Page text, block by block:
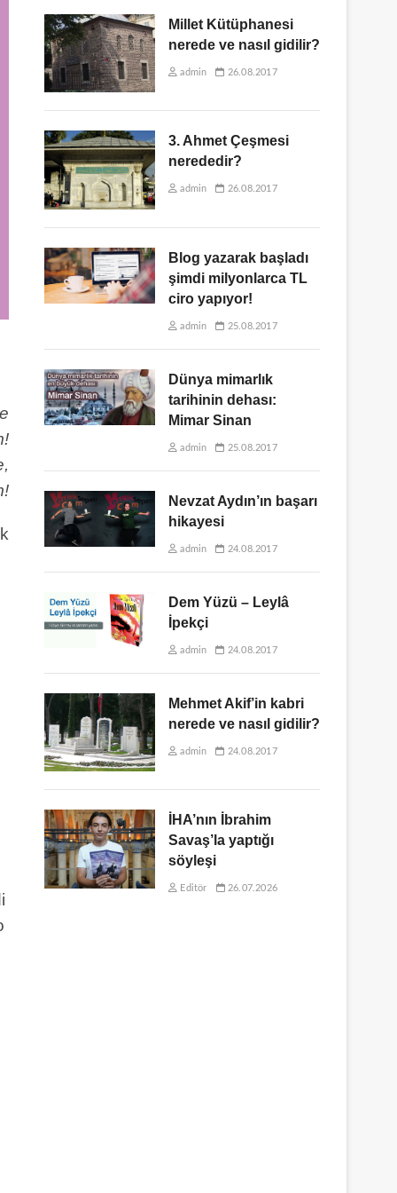
Millet Kütüphanesi
nerede ve nasıl gidilir?
admin 26.08.2017
3. Ahmet Çeşmesi
nerededir?
admin 26.08.2017
Blog yazarak başladı
şimdi milyonlarca TL
ciro yapıyor!
admin 25.08.2017
Dünya mimarlık
tarihinin dehası:
Mimar Sinan
admin 25.08.2017
Nevzat Aydın’ın başarı
hikayesi
admin 24.08.2017
Dem Yüzü – Leylâ
İpekçi
admin 24.08.2017
Mehmet Akif’in kabri
nerede ve nasıl gidilir?
admin 24.08.2017
İHA’nın İbrahim
Savaş’la yaptığı
söyleşi
Editör 26.07.2026